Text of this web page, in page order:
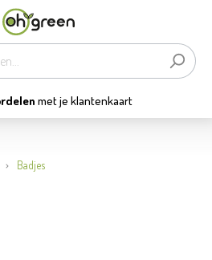
met je klantenkaart
Badjes